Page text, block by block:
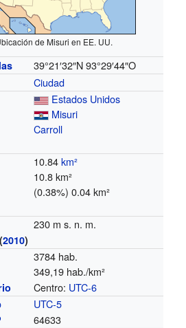
de Misuri en EE. UU.
39°21′32″N 93°29′44″O
Ciudad
Estados Unidos
Misuri
Carroll
10.84km²
10.8 km²
(0.38%) 0.04 km²
230 m s. n. m.
(2010)
3784 hab.
349,19 hab./km²
Centro: UTC-6
UTC-5
64633